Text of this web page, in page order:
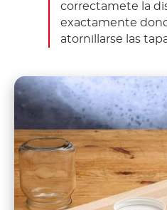
correctamete la
exactamente
atornillarse las